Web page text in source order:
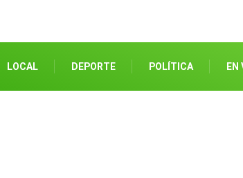
LOCAL DEPORTE POLÍTICA EN